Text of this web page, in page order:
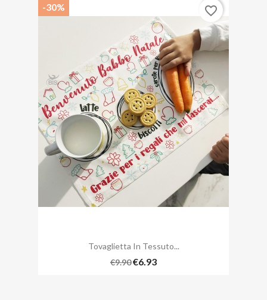
Tovaglietta In Tessuto...
€9.90€6.93
-30% favorite_border